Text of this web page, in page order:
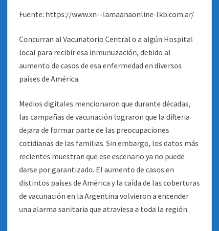
Fuente: https://www.xn--lamaanaonline-lkb.com.ar/
Concurran al Vacunatorio Central o a algún Hospital
local para recibir esa inmunuzación, debido al
aumento de casos de esa enfermedad en diversos
países de América.
Medios digitales mencionaron que durante décadas,
las campañas de vacunación lograron que la difteria
dejara de formar parte de las preocupaciones
cotidianas de las familias. Sin embargo, los datos más
recientes muestran que ese escenario ya no puede
darse por garantizado. El aumento de casos en
distintos países de América y la caída de las coberturas
de vacunación en la Argentina volvieron a encender
una alarma sanitaria que atraviesa a toda la región.